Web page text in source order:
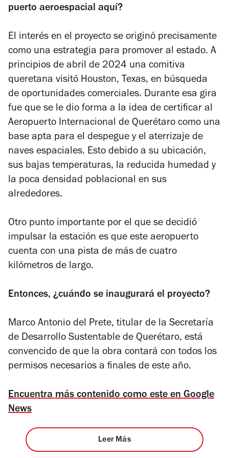
puerto aeroespacial aquí?
El interés en el proyecto se originó precisamente
como una estrategia para promover al estado. A
principios de abril de 2024 una comitiva
queretana visitó Houston, Texas, en búsqueda
de oportunidades comerciales. Durante esa gira
fue que se le dio forma a la idea de certificar al
Aeropuerto Internacional de Querétaro como una
base apta para el despegue y el aterrizaje de
naves espaciales. Esto debido a su ubicación,
sus bajas temperaturas, la reducida humedad y
la poca densidad poblacional en sus
alrededores.
Otro punto importante por el que se decidió
impulsar la estación es que este aeropuerto
cuenta con una pista de más de cuatro
kilómetros de largo.
Entonces, ¿cuándo se inaugurará el proyecto?
Marco Antonio del Prete, titular de la Secretaría
de Desarrollo Sustentable de Querétaro, está
convencido de que la obra contará con todos los
permisos necesarios a finales de este año.
Encuentra más contenido como este en Google
News
Leer Más